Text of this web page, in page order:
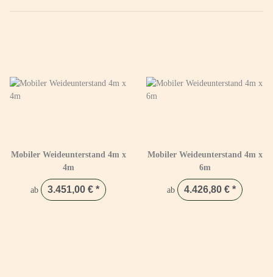
Mobiler Weideunterstand 4m x
4m
ab 3.451,00 € *
Mobiler Weideunterstand 4m x
6m
ab 4.426,80 € *